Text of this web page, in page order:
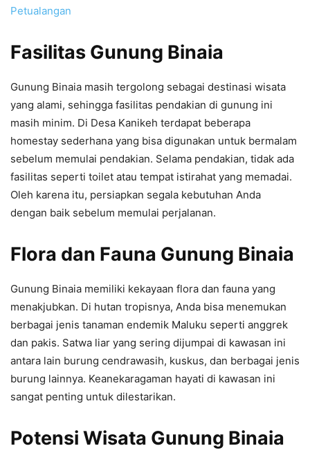
Petualangan
Fasilitas Gunung Binaia
Gunung Binaia masih tergolong sebagai destinasi wisata
yang alami, sehingga fasilitas pendakian di gunung ini
masih minim. Di Desa Kanikeh terdapat beberapa
homestay sederhana yang bisa digunakan untuk bermalam
sebelum memulai pendakian. Selama pendakian, tidak ada
fasilitas seperti toilet atau tempat istirahat yang memadai.
Oleh karena itu, persiapkan segala kebutuhan Anda
dengan baik sebelum memulai perjalanan.
Flora dan Fauna Gunung Binaia
Gunung Binaia memiliki kekayaan flora dan fauna yang
menakjubkan. Di hutan tropisnya, Anda bisa menemukan
berbagai jenis tanaman endemik Maluku seperti anggrek
dan pakis. Satwa liar yang sering dijumpai di kawasan ini
antara lain burung cendrawasih, kuskus, dan berbagai jenis
burung lainnya. Keanekaragaman hayati di kawasan ini
sangat penting untuk dilestarikan.
Potensi Wisata Gunung Binaia